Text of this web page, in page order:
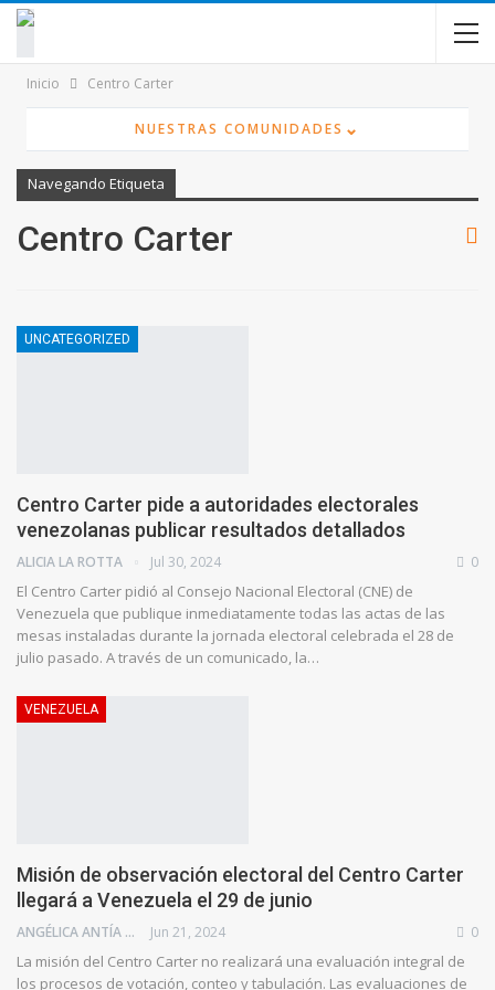
contenido
Inicio Centro Carter
NUESTRAS COMUNIDADES ⌄
Navegando Etiqueta
Centro Carter
UNCATEGORIZED
Centro Carter pide a autoridades electorales
venezolanas publicar resultados detallados
ALICIA LA ROTTA Jul 30, 2024 0
El Centro Carter pidió al Consejo Nacional Electoral (CNE) de
Venezuela que publique inmediatamente todas las actas de las
mesas instaladas durante la jornada electoral celebrada el 28 de
julio pasado. A través de un comunicado, la…
VENEZUELA
Misión de observación electoral del Centro Carter
llegará a Venezuela el 29 de junio
ANGÉLICA ANTÍA AZUAJE Jun 21, 2024 0
La misión del Centro Carter no realizará una evaluación integral de
los procesos de votación, conteo y tabulación. Las evaluaciones de